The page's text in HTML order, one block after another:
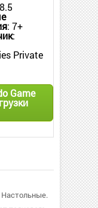
: 7+
:
Private
Game
Настольные.